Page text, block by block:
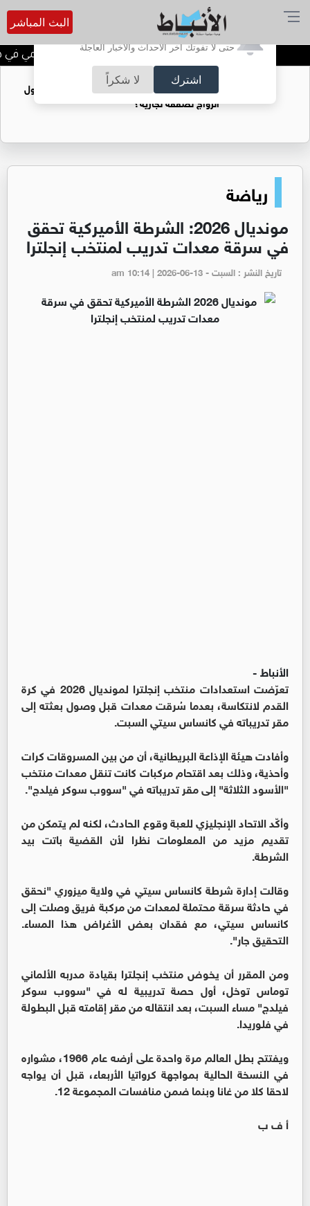
أترغب في تفعيل الإشعارات؟
حتى لا تفوتك آخر الأحداث والأخبار العاجلة
اشترك لا شكراً
البث المباشر
الحاجة خالدة محمود الكرمي في
فتيات يستغللنه لتحقيق مكاسب مادية.. هل تحول
الزواج لصفقة تجارية؟
رياضة
مونديال 2026: الشرطة الأميركية تحقق
في سرقة معدات تدريب لمنتخب إنجلترا
تاريخ النشر : السبت - am 10:14 | 2026-06-13
الأنباط -
تعرّضت استعدادات منتخب إنجلترا لمونديال 2026 في كرة
القدم لانتكاسة، بعدما سُرقت معدات قبل وصول بعثته إلى
مقر تدريباته في كانساس سيتي السبت.
وأفادت هيئة الإذاعة البريطانية، أن من بين المسروقات كرات
وأحذية، وذلك بعد اقتحام مركبات كانت تنقل معدات منتخب
"الأسود الثلاثة" إلى مقر تدريباته في "سووب سوكر فيلدج".
وأكّد الاتحاد الإنجليزي للعبة وقوع الحادث، لكنه لم يتمكن من
تقديم مزيد من المعلومات نظرا لأن القضية باتت بيد
الشرطة.
وقالت إدارة شرطة كانساس سيتي في ولاية ميزوري "نحقق
في حادثة سرقة محتملة لمعدات من مركبة فريق وصلت إلى
كانساس سيتي، مع فقدان بعض الأغراض هذا المساء.
التحقيق جار".
ومن المقرر أن يخوض منتخب إنجلترا بقيادة مدربه الألماني
توماس توخل، أول حصة تدريبية له في "سووب سوكر
فيلدج" مساء السبت، بعد انتقاله من مقر إقامته قبل البطولة
في فلوريدا.
ويفتتح بطل العالم مرة واحدة على أرضه عام 1966، مشواره
في النسخة الحالية بمواجهة كرواتيا الأربعاء، قبل أن يواجه
لاحقا كلا من غانا وبنما ضمن منافسات المجموعة 12.
أ ف ب